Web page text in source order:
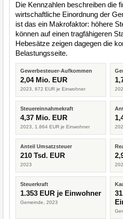
Die Kennzahlen beschreiben die
wirtschaftliche Einordnung der
ist das ein Makrofaktor: höhere
können auf einen tragfähigeren
Hebesätze zeigen dagegen die
Belastungsseite.
Gewerbesteuer-Aufkommen
2,04 Mio. EUR
2023, 872 EUR je Einwohner
Steuereinnahmekraft
4,37 Mio. EUR
2023, 1.864 EUR je Einwohner
Anteil Umsatzsteuer
210 Tsd. EUR
2023
Steuerkraft
1.353 EUR je Einwohner
Gemeinde, 2023